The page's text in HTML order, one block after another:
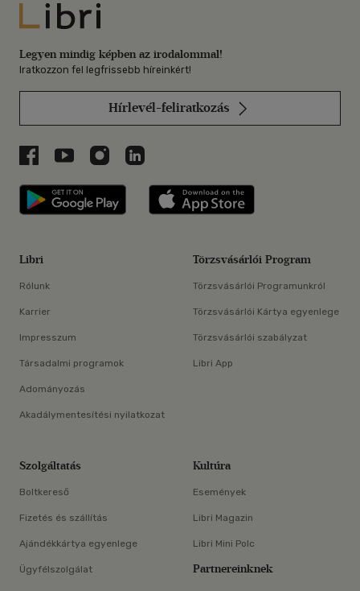
Libri
Legyen mindig képben az irodalommal!
Iratkozzon fel legfrissebb híreinkért!
Hírlevél-feliratkozás
Libri a Facebookon
Libri a Youtube-on
Libri az Instagramon
Libri a LinkedInen
Libri applikáció Szerezd meg: Google
Libri
Rólunk
Karrier
Impresszum
Társadalmi programok
Adományozás
Akadálymentesítési nyilatkozat
Törzsvásárlói Program
Törzsvásárlói Programunkról
Törzsvásárlói Kártya egyenlege
Törzsvásárlói szabályzat
Libri App
Szolgáltatás
Boltkereső
Fizetés és szállítás
Ajándékkártya egyenlege
Ügyfélszolgálat
Kultúra
Események
Libri Magazin
Libri Mini Polc
Partnereinknek